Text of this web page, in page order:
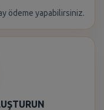
ödeme yapabilirsiniz.